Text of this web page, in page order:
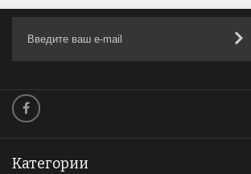
Категории